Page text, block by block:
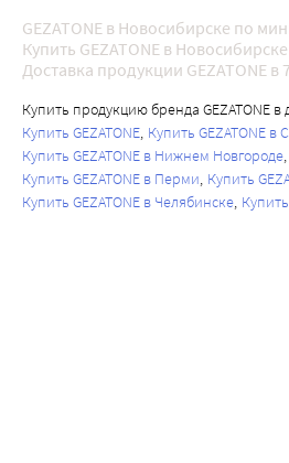
GEZATONE в Новосибирске по
Купить GEZATONE в
Доставка продукции GEZATONE в
Купить продукцию бренда GEZATONE в
Купить GEZATONE Купить GEZATONE в
Купить GEZATONE в Нижнем Новгороде
Купить GEZATONE в Перми Купить
Купить GEZATONE в Челябинске